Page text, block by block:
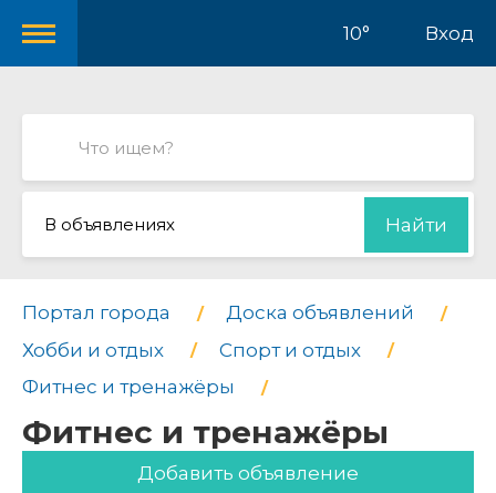
10° Вход
В объявлениях Найти
Портал города
Доска объявлений
Хобби и отдых
Спорт и отдых
Фитнес и тренажёры
Фитнес и тренажёры
Добавить объявление